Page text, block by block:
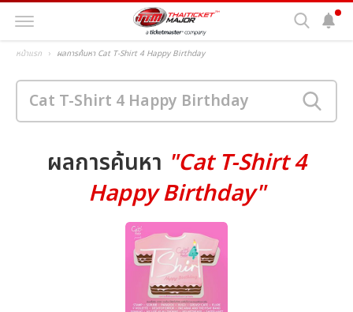
หน้าแรก ผลการค้นหา Cat T-Shirt 4 Happy Birthday
ผลการค้นหา "Cat T-Shirt 4
Happy Birthday"